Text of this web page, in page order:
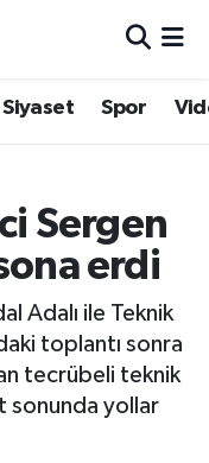
Siyaset Spor
Sergen
erdi
Adalı ile Teknik
toplantı sonra
tecrübeli teknik
sonunda yollar